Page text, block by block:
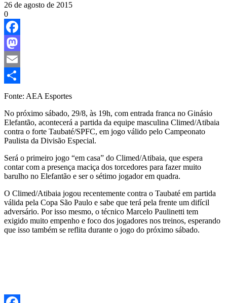
26 de agosto de 2015
0
Facebook
Mastodon
Email
Share
Fonte: AEA Esportes
No próximo sábado, 29/8, às 19h, com entrada franca no Ginásio
Elefantão, acontecerá a partida da equipe masculina Climed/Atibaia
contra o forte Taubaté/SPFC, em jogo válido pelo Campeonato
Paulista da Divisão Especial.
Será o primeiro jogo “em casa” do Climed/Atibaia, que espera
contar com a presença maciça dos torcedores para fazer muito
barulho no Elefantão e ser o sétimo jogador em quadra.
O Climed/Atibaia jogou recentemente contra o Taubaté em partida
válida pela Copa São Paulo e sabe que terá pela frente um difícil
adversário. Por isso mesmo, o técnico Marcelo Paulinetti tem
exigido muito empenho e foco dos jogadores nos treinos, esperando
que isso também se reflita durante o jogo do próximo sábado.